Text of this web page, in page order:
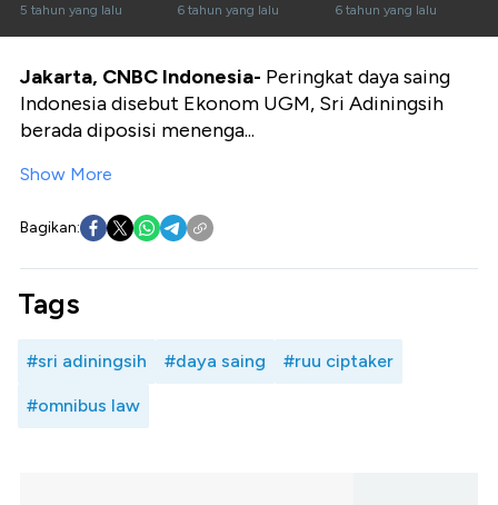
2021 di 7% Sulit
Tercapai
5 tahun yang lalu
Bangkitnya
Ekonomi
6 tahun yang lalu
T Akibat Pandemi
6 tahun yang lalu
Jakarta, CNBC Indonesia- Peringkat daya saing
Indonesia disebut Ekonom UGM, Sri Adiningsih
berada diposisi menenga...
Show More
Bagikan:
Tags
#sri adiningsih #daya saing #ruu ciptaker
#omnibus law